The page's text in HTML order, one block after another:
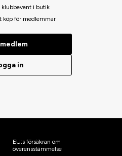
i butik
köp för medlemmar
in
EU:s försäkran om
överensstämmelse